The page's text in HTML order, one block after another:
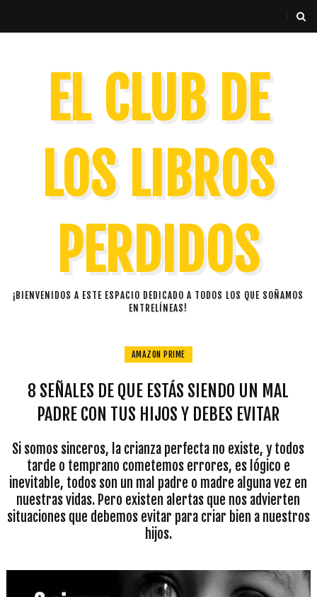
EL CLUB DE
LOS LIBROS
PERDIDOS
¡BIENVENIDOS A ESTE ESPACIO DEDICADO A TODOS LOS QUE SOÑAMOS
ENTRELÍNEAS!
AMAZON PRIME
8 SEÑALES DE QUE ESTÁS SIENDO UN MAL
PADRE CON TUS HIJOS Y DEBES EVITAR
Si somos sinceros, la crianza perfecta no existe, y todos
tarde o temprano cometemos errores, es lógico e
inevitable, todos son un mal padre o madre alguna vez en
nuestras vidas. Pero existen alertas que nos advierten
situaciones que debemos evitar para criar bien a nuestros
hijos.